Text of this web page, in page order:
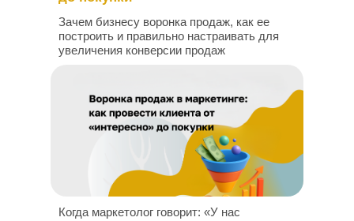
Когда маркетолог говорит: «У нас
Зачем бизнесу воронка продаж, как ее
построить и правильно настраивать для
увеличения конверсии продаж